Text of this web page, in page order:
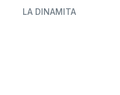
LA DINAMITA